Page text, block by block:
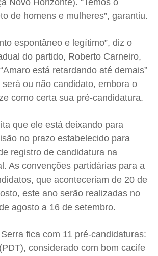
Novo Horizonte). “Temos o
de homens e mulheres”, garantiu.
espontâneo e legítimo”, diz o
do partido, Roberto Carneiro,
está retardando até demais”
ou não candidato, embora o
como certa sua pré-candidatura.
que ele está deixando para
no prazo estabelecido para
registro de candidatura na
As convenções partidárias para a
que aconteceriam de 20 de
este ano serão realizadas no
agosto a 16 de setembro.
fica com 11 pré-candidaturas:
considerado com bom cacife